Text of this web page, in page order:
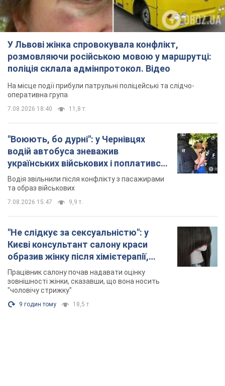
У Львові жінка спровокувала конфлікт,
розмовляючи російською мовою у маршрутці:
поліція склала адмінпротокол. Відео
На місце події прибули патрульні поліцейські та слідчо-
оперативна група
7.08.2026 18:40 11,8 т.
"Воюють, бо дурні": у Чернівцях
водій автобуса зневажив
українських військових і поплатився.
Відео
Водія звільнили після конфлікту з пасажирами
та образ військових
7.08.2026 15:47 9,9 т.
"Не слідкує за сексуальністю": у
Києві консультант салону краси
образив жінку після хімієтерапії,
розгорівся скандал. Фото
Працівник салону почав надавати оцінку
зовнішності жінки, сказавши, що вона носить
"чоловічу стрижку"
9 годин тому 18,5 т.